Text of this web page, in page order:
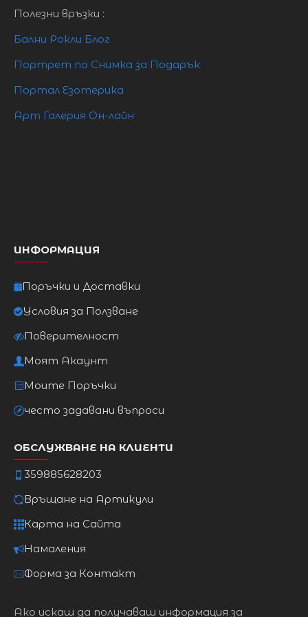
Полезни връзки :
Бални Рокли Блог
Портрет по Снимка за Подарък
Портал Езотерика
Арт Галерия Он-лайн
ИНФОРМАЦИЯ
Поръчки и Доставки
Условия за Ползване
Поверителност
Моят Акаунт
Моите Поръчки
често задавани въпроси
ОБСЛУЖВАНЕ НА КЛИЕНТИ
359885628203
Връщане на Артикули
Карта на Сайта
Намаления
Форма за Контакт
Ако искаш да получаваш информация за